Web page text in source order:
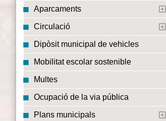
Aparcaments
Circulació
Dipòsit municipal de vehicles
Mobilitat escolar sostenible
Multes
Ocupació de la via pública
Plans municipals